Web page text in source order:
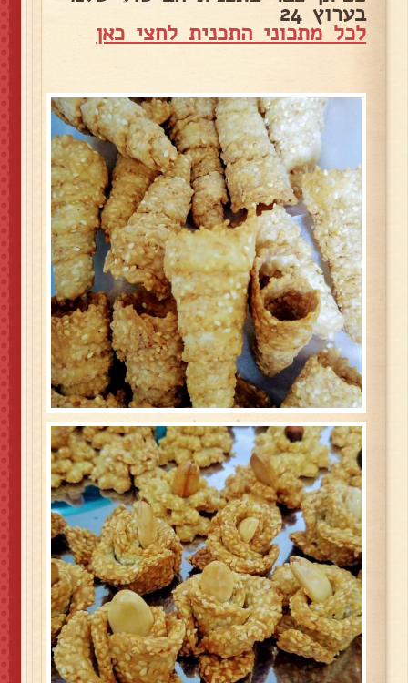
בערוץ 24
לכל מתכוני התכנית לחצי כאן